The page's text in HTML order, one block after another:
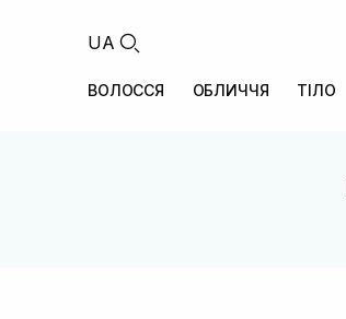
UA
ВОЛОССЯ ОБЛИЧЧЯ ТІЛО